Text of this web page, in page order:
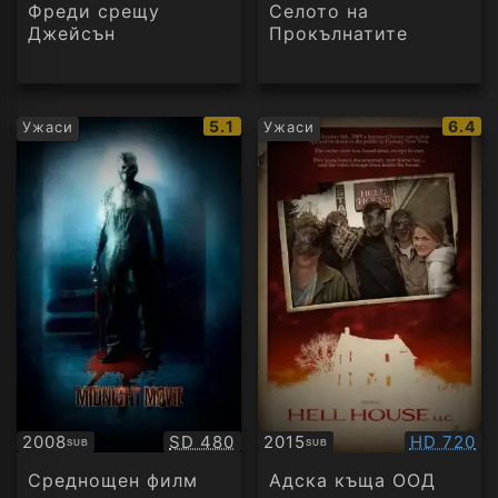
Фреди срещу
Джейсън
Селото на
Прокълнатите
Ужаси
IMDb
рейтинг:
5.1
2008SUB
Субтитри Качество:
SD 480
Среднощен филм
Ужаси
IMDb
6.4
2015SUB
Субтитри HD 720
Адска къща ООД